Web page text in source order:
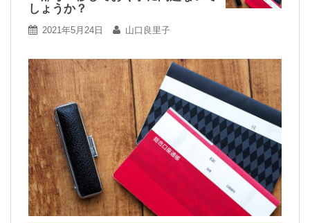
しょうか？
2021年5月24日 山口良里子